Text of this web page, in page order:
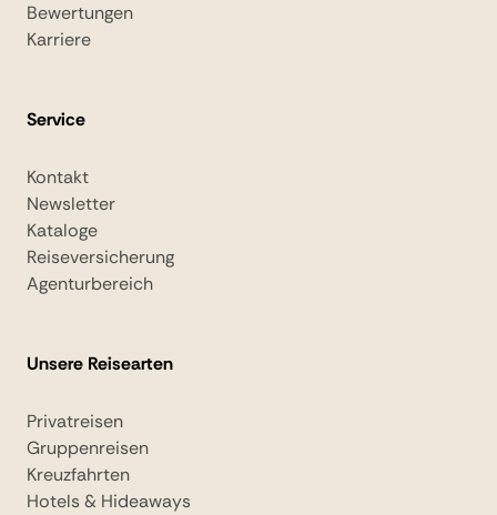
Bewertungen
Karriere
Service
Kontakt
Newsletter
Kataloge
Reiseversicherung
Agenturbereich
Unsere Reisearten
Privatreisen
Gruppenreisen
Kreuzfahrten
Hotels & Hideaways